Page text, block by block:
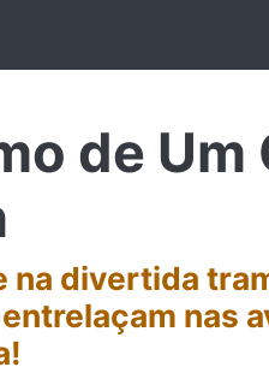
de
na divertida
nas